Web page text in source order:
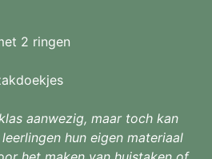
2 ringen
aanwezig, maar toch kan
hun eigen materiaal